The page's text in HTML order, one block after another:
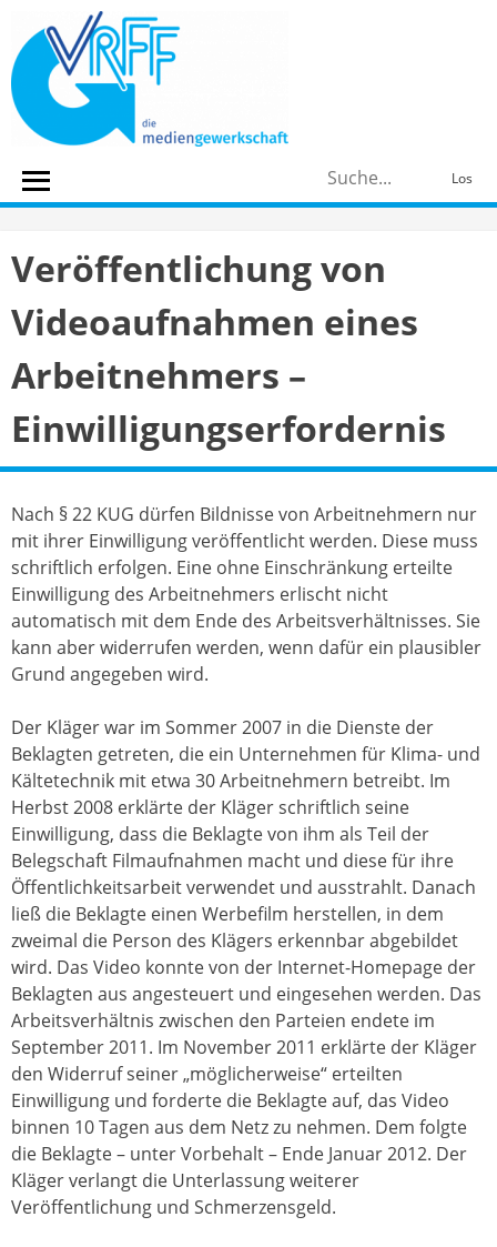
content
Los
Veröffentlichung von
Videoaufnahmen eines
Arbeitnehmers –
Einwilligungserfordernis
Nach § 22 KUG dürfen Bildnisse von Arbeitnehmern nur
mit ihrer Einwilligung veröffentlicht werden. Diese muss
schriftlich erfolgen. Eine ohne Einschränkung erteilte
Einwilligung des Arbeitnehmers erlischt nicht
automatisch mit dem Ende des Arbeitsverhältnisses. Sie
kann aber widerrufen werden, wenn dafür ein plausibler
Grund angegeben wird.
Der Kläger war im Sommer 2007 in die Dienste der
Beklagten getreten, die ein Unternehmen für Klima- und
Kältetechnik mit etwa 30 Arbeitnehmern betreibt. Im
Herbst 2008 erklärte der Kläger schriftlich seine
Einwilligung, dass die Beklagte von ihm als Teil der
Belegschaft Filmaufnahmen macht und diese für ihre
Öffentlichkeitsarbeit verwendet und ausstrahlt. Danach
ließ die Beklagte einen Werbefilm herstellen, in dem
zweimal die Person des Klägers erkennbar abgebildet
wird. Das Video konnte von der Internet-Homepage der
Beklagten aus angesteuert und eingesehen werden. Das
Arbeitsverhältnis zwischen den Parteien endete im
September 2011. Im November 2011 erklärte der Kläger
den Widerruf seiner „möglicherweise“ erteilten
Einwilligung und forderte die Beklagte auf, das Video
binnen 10 Tagen aus dem Netz zu nehmen. Dem folgte
die Beklagte – unter Vorbehalt – Ende Januar 2012. Der
Kläger verlangt die Unterlassung weiterer
Veröffentlichung und Schmerzensgeld.